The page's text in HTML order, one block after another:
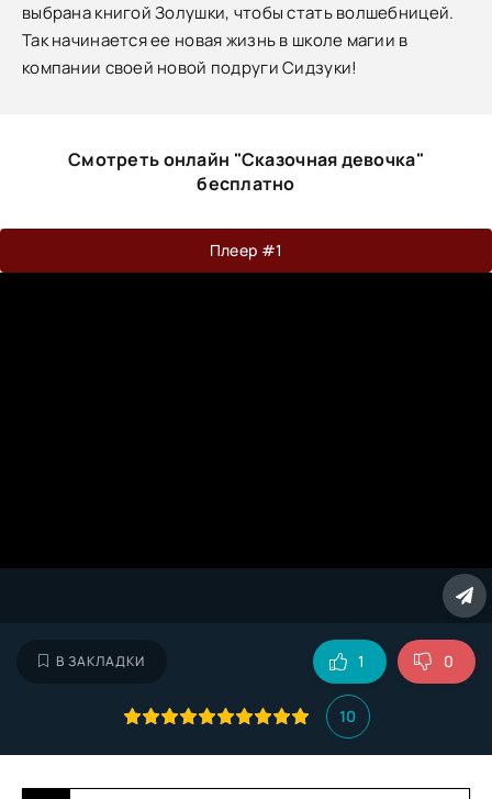
выбрана книгой Золушки, чтобы стать волшебницей.
Так начинается ее новая жизнь в школе магии в
компании своей новой подруги Сидзуки!
Смотреть онлайн "Сказочная девочка"
бесплатно
Плеер #1
В ЗАКЛАДКИ
10
1 0